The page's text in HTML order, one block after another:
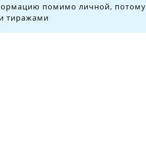
помимо личной, потому
тиражами